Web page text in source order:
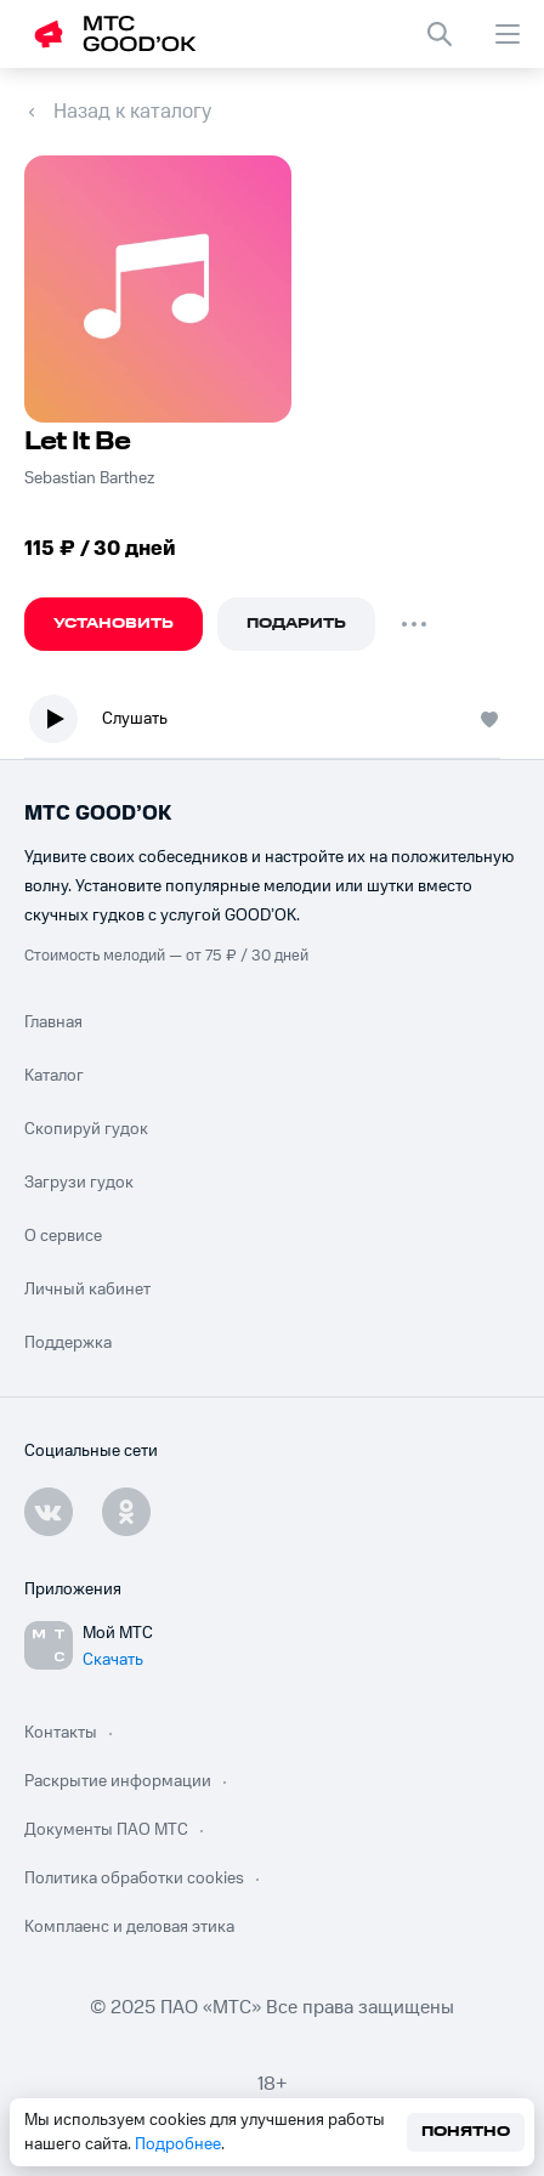
Назад к каталогу
Let It Be
Sebastian Barthez
115 ₽ / 30 дней
УСТАНОВИТЬ ПОДАРИТЬ
Слушать
Мы используем cookies для улучшения работы
нашего сайта. Подробнее.
ПОНЯТНО
МТС GOOD’OK
Удивите своих собеседников и настройте их на положительную
волну. Установите популярные мелодии или шутки вместо
скучных гудков с услугой GOOD’OK.
Стоимость мелодий — от 75 ₽ / 30 дней
Главная
Каталог
Скопируй гудок
Загрузи гудок
О сервисе
Личный кабинет
Поддержка
Социальные сети
Приложения
Мой МТС
Скачать
Контакты
Раскрытие информации
Документы ПАО МТС
Политика обработки cookies
Комплаенс и деловая этика
© 2025 ПАО «МТС» Все права защищены
18+